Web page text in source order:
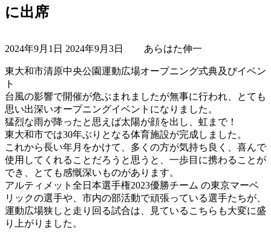
に出席
2024年9月1日 終
更
新
日
時
2024年9月3日 あらはた伸一
東大和市清原中央公園運動広場オープニング式典及びイベン
ト
台風の影響で開催が危ぶまれましたが無事に行われ、とても
思い出深いオープニングイベントになりました。
猛烈な雨が降ったと思えば太陽が顔を出し、虹まで！
東大和市では30年ぶりとなる体育施設が完成しました。
これから長い年月をかけて、多くの方が気持ち良く、喜んで
使用してくれることだろうと思うと、一歩目に携わることが
でき、とても感慨深いものがあります。
アルティメット全日本選手権2023優勝チーム の東京マーベ
リックの選手や、市内の部活動で頑張っている選手たちが、
運動広場狭しと走り回る試合は、見ているこちらも大変に盛
り上がりました。